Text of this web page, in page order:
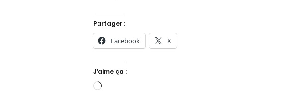
Partager :
Facebook X
J’aime ça :
Chargement…